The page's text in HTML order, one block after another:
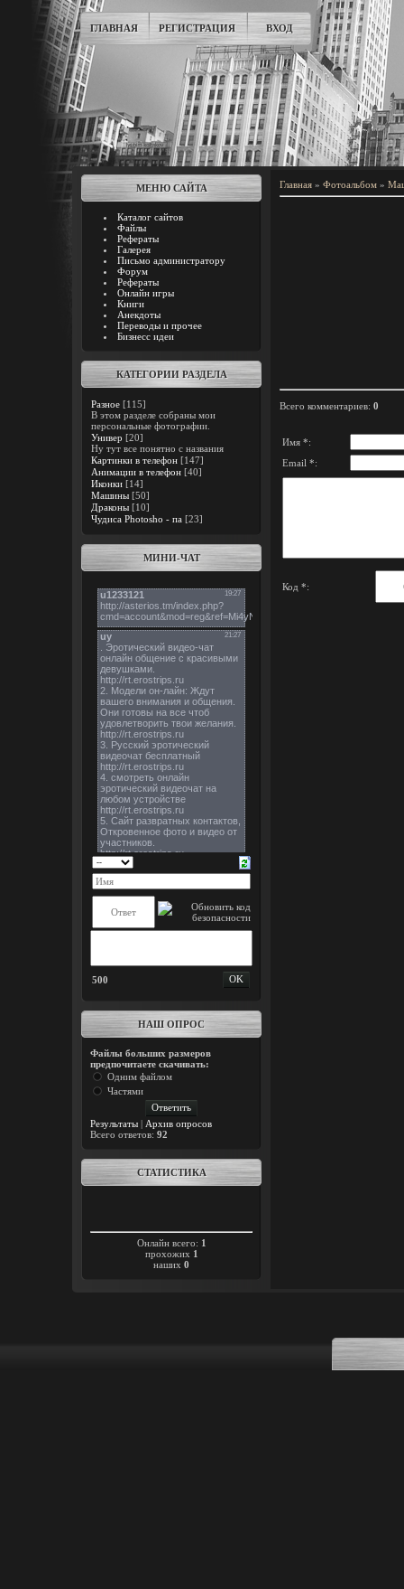
ГЛАВНАЯ РЕГИСТРАЦИЯ ВХОД
МЕНЮ САЙТА
Каталог сайтов
Файлы
Рефераты
Галерея
Письмо администратору
Форум
Рефераты
Онлайн игры
Книги
Анекдоты
Переводы и прочее
Бизнесс идеи
КАТЕГОРИИ РАЗДЕЛА
Разное [115]
В этом разделе собраны мои
персональные фотографии.
Универ [20]
Ну тут все понятно с названия
Картинки в телефон [147]
Анимации в телефон [40]
Иконки [14]
Машины [50]
Драконы [10]
Чудиса Photosho - па [23]
МИНИ-ЧАТ
500
НАШ ОПРОС
Файлы больших размеров
предпочитаете скачивать:
Одним файлом
Частями
Результаты | Архив опросов
Всего ответов: 92
СТАТИСТИКА
Онлайн всего: 1
прохожих 1
наших 0
Главная » Фотоальбом »
Всего комментариев: 0
Имя *:
Email *:
Код *: